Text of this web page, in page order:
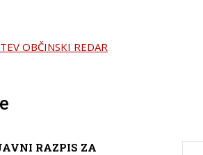
OBČINSKI REDAR
RAZPIS ZA